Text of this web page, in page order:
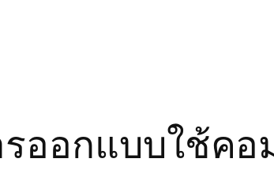
รออกแบบใช้ค